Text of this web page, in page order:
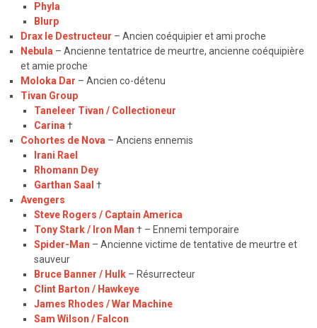
Phyla
Blurp
Drax le Destructeur – Ancien coéquipier et ami proche
Nebula – Ancienne tentatrice de meurtre, ancienne coéquipière
et amie proche
Moloka Dar – Ancien co-détenu
Tivan Group
Taneleer Tivan / Collectioneur
Carina †
Cohortes de Nova – Anciens ennemis
Irani Rael
Rhomann Dey
Garthan Saal †
Avengers
Steve Rogers / Captain America
Tony Stark / Iron Man † – Ennemi temporaire
Spider-Man – Ancienne victime de tentative de meurtre et
sauveur
Bruce Banner / Hulk – Résurrecteur
Clint Barton / Hawkeye
James Rhodes / War Machine
Sam Wilson / Falcon